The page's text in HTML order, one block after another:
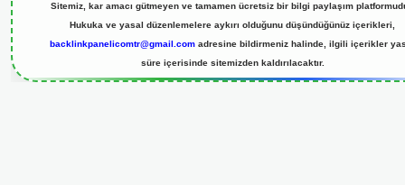
Sitemiz, kar amacı gütmeyen ve tamamen ücretsiz bir bilgi paylaşım
Hukuka ve yasal düzenlemelere aykırı olduğunu düşündüğünüz içerikleri,
backlinkpanelicomtr@gmail.com adresine bildirmeniz halinde, ilgili içerikler
süre içerisinde sitemizden kaldırılacaktır.